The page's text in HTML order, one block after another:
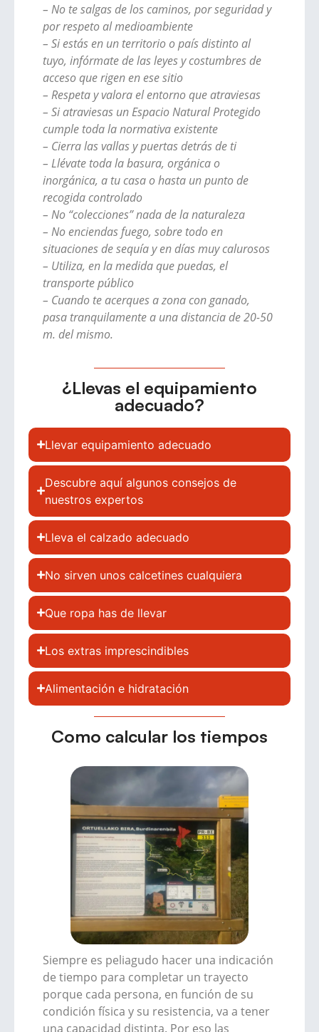
– No te salgas de los caminos, por seguridad y
por respeto al medioambiente
– Si estás en un territorio o país distinto al
tuyo, infórmate de las leyes y costumbres de
acceso que rigen en ese sitio
– Respeta y valora el entorno que atraviesas
– Si atraviesas un Espacio Natural Protegido
cumple toda la normativa existente
– Cierra las vallas y puertas detrás de ti
– Llévate toda la basura, orgánica o
inorgánica, a tu casa o hasta un punto de
recogida controlado
– No “colecciones” nada de la naturaleza
– No enciendas fuego, sobre todo en
situaciones de sequía y en días muy calurosos
– Utiliza, en la medida que puedas, el
transporte público
– Cuando te acerques a zona con ganado,
pasa tranquilamente a una distancia de 20-50
m. del mismo.
¿Llevas el equipamiento
adecuado?
Llevar equipamiento adecuado
Descubre aquí algunos consejos de
nuestros expertos
Lleva el calzado adecuado
No sirven unos calcetines cualquiera
Que ropa has de llevar
Los extras imprescindibles
Alimentación e hidratación
Como calcular los tiempos
Siempre es peliagudo hacer una indicación
de tiempo para completar un trayecto
porque cada persona, en función de su
condición física y su resistencia, va a tener
una capacidad distinta. Por eso las